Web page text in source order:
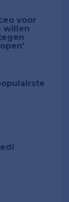
voor
willen